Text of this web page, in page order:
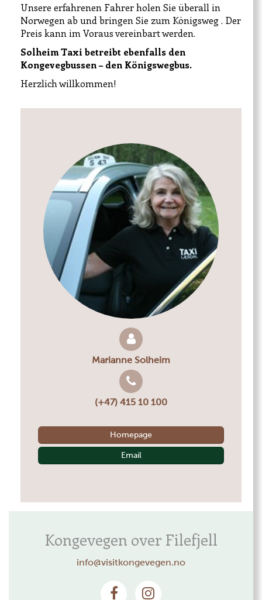
Unsere erfahrenen Fahrer holen Sie überall in
Norwegen ab und bringen Sie zum Königsweg . Der
Preis kann im Voraus vereinbart werden.
Solheim Taxi betreibt ebenfalls den
Kongevegbussen – den Königswegbus.
Herzlich willkommen!
Marianne Solheim
(+47) 415 10 100
Homepage
Email
Kongevegen over Filefjell
info@visitkongevegen.no